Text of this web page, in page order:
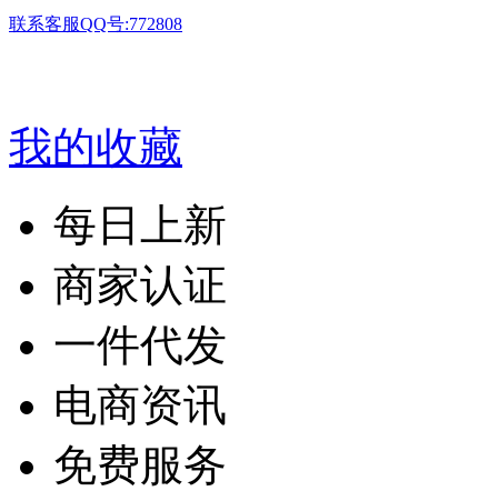
联系客服QQ号:772808
我的收藏
每日上新
商家认证
一件代发
电商资讯
免费服务